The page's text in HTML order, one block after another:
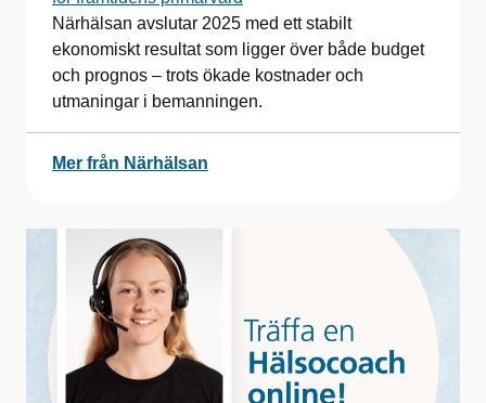
Närhälsan avslutar 2025 med ett stabilt
ekonomiskt resultat som ligger över både budget
och prognos – trots ökade kostnader och
utmaningar i bemanningen.
Mer från Närhälsan